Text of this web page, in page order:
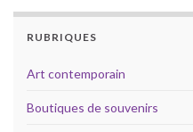
RUBRIQUES
Art contemporain
Boutiques de souvenirs